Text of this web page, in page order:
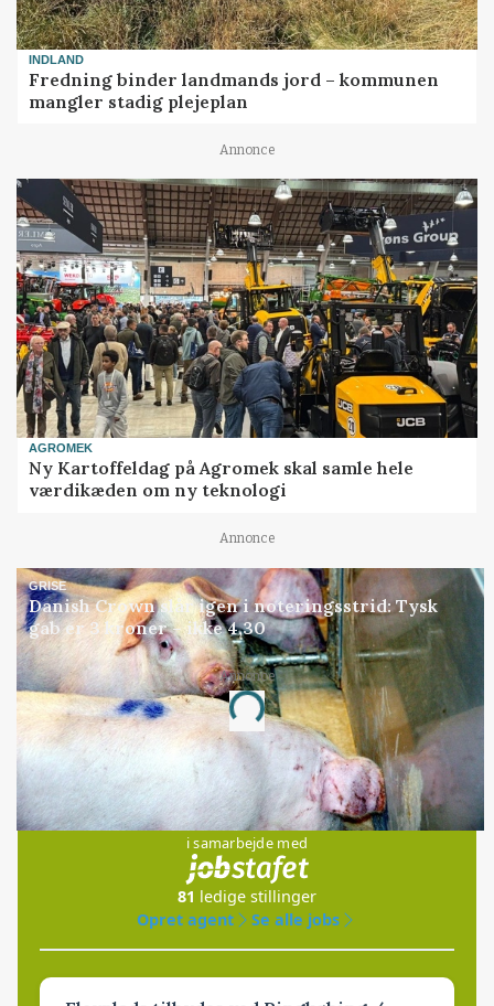
INDLAND
Fredning binder landmands jord – kommunen
mangler stadig plejeplan
Annonce
AGROMEK
Ny Kartoffeldag på Agromek skal samle hele
værdikæden om ny teknologi
Annonce
GRISE
Danish Crown slår igen i noteringsstrid: Tysk
gab er 3 kroner – ikke 4,30
Annonce
Loading...
Jobs
i samarbejde med
81 ledige stillinger
Opret agent
Se alle jobs